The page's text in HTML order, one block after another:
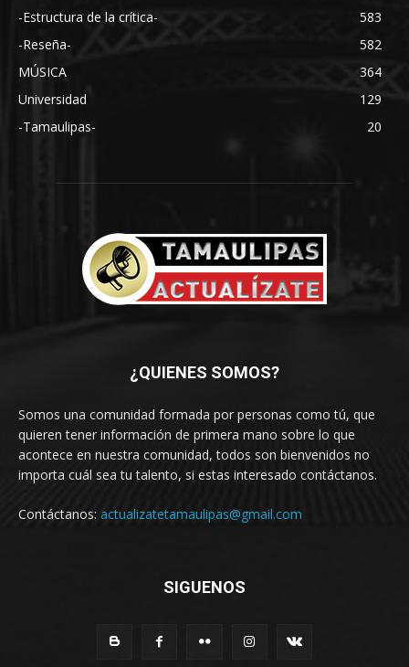
-Estructura de la crítica-
583
-Reseña-
582
MÚSICA
364
Universidad
129
-Tamaulipas-
20
¿QUIENES SOMOS?
Somos una comunidad formada por personas como tú, que
quieren tener información de primera mano sobre lo que
acontece en nuestra comunidad, todos son bienvenidos no
importa cuál sea tu talento, si estas interesado contáctanos.
Contáctanos: actualizatetamaulipas@gmail.com
SIGUENOS